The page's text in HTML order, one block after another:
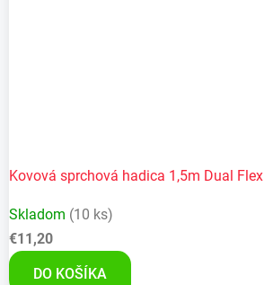
Kovová sprchová hadica 1,5m Dual Flex
Skladom (10 ks)
€11,20
DO KOŠÍKA